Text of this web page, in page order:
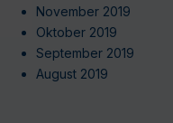
November 2019
Oktober 2019
September 2019
August 2019